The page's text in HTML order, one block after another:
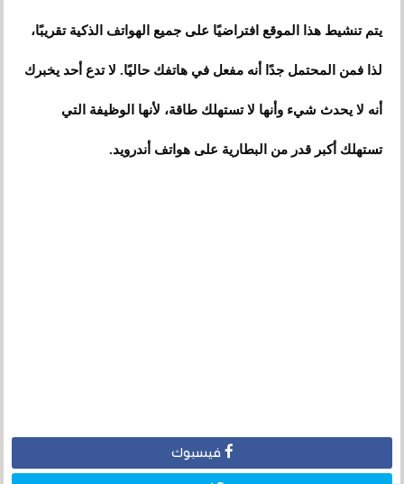
يتم تنشيط هذا الموقع افتراضيًا على جميع الهواتف الذكية تقريبًا،
لذا فمن المحتمل جدًا أنه مفعل في هاتفك حاليًا. لا تدع أحد يخبرك
أنه لا يحدث شيء وأنها لا تستهلك طاقة، لأنها الوظيفة التي
تستهلك أكبر قدر من البطارية على هواتف أندرويد.
فيسبوك